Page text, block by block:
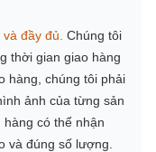
đầy đủ. Chúng tôi
thời gian giao hàng
hàng, chúng tôi phải
ảnh của từng sản
có thể nhận
và đúng số lượng.